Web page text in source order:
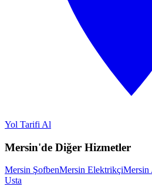
Yol Tarifi Al
Mersin'de Diğer Hizmetler
Mersin ŞofbenMersin ElektrikçiMersin
Usta